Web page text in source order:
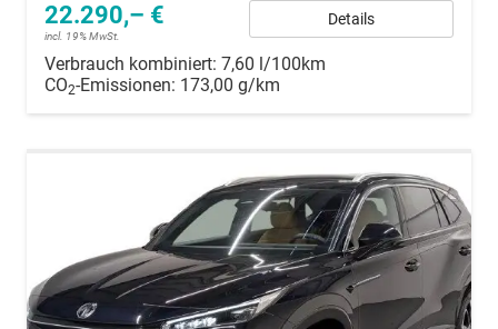
22.290,– €
incl. 19% MwSt.
Details
Verbrauch kombiniert: 7,60 l/100km
CO2-Emissionen: 173,00 g/km